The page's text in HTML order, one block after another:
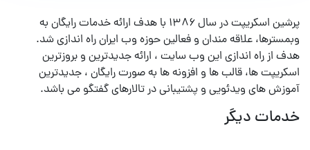
پرشین اسکریپت در سال ۱۳۸۶ با هدف ارائه خدمات رایگان به
وبمسترها، علاقه مندان و فعالین حوزه وب ایران راه اندازی شد.
هدف از راه اندازی این وب سایت ، ارائه جدیدترین و بروزترین
اسکریپت ها، قالب ها و افزونه ها به صورت رایگان ، جدیدترین
آموزش های ویدئویی و پشتیبانی در تالارهای گفتگو می باشد.
خدمات دیگر